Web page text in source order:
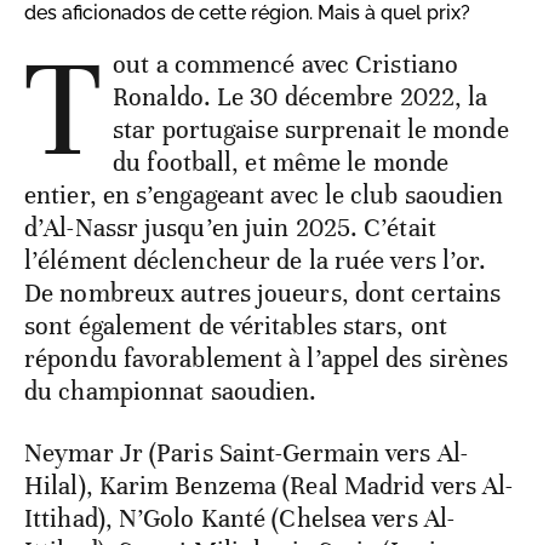
des aficionados de cette région. Mais à quel prix?
T out a commencé avec Cristiano
Ronaldo. Le 30 décembre 2022, la
star portugaise surprenait le monde
du football, et même le monde
entier, en s’engageant avec le club saoudien
d’Al-Nassr jusqu’en juin 2025. C’était
l’élément déclencheur de la ruée vers l’or.
De nombreux autres joueurs, dont certains
sont également de véritables stars, ont
répondu favorablement à l’appel des sirènes
du championnat saoudien.
Neymar Jr (Paris Saint-Germain vers Al-
Hilal), Karim Benzema (Real Madrid vers Al-
Ittihad), N’Golo Kanté (Chelsea vers Al-